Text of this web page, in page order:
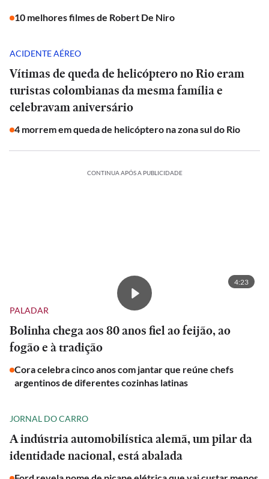
10 melhores filmes de Robert De Niro
ACIDENTE AÉREO
Vítimas de queda de helicóptero no Rio eram
turistas colombianas da mesma família e
celebravam aniversário
4 morrem em queda de helicóptero na zona sul do Rio
CONTINUA APÓS A PUBLICIDADE
4:23
PALADAR
Bolinha chega aos 80 anos fiel ao feijão, ao
fogão e à tradição
Cora celebra cinco anos com jantar que reúne chefs
argentinos de diferentes cozinhas latinas
JORNAL DO CARRO
A indústria automobilística alemã, um pilar da
identidade nacional, está abalada